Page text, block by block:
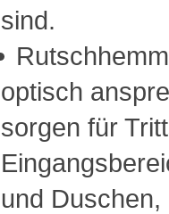
sind.
optisch
sorgen für
und